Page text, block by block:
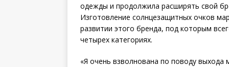
одежды и продолжила расширять свой
Изготовление солнцезащитных очков
развитии этого бренда, под которым
четырех категориях.
«Я очень взволнована по поводу